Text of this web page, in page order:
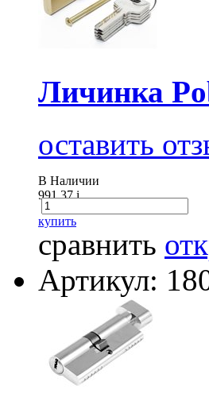
Личинка
оставить
В Наличии
991.37i
купить
сравнить
Артикул: